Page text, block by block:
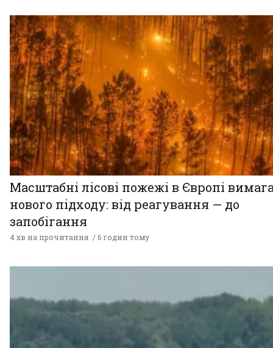
Масштабні лісові пожежі в Європі
нового підходу: від реагування — до
запобігання
4 хв на прочитання 6 годин тому